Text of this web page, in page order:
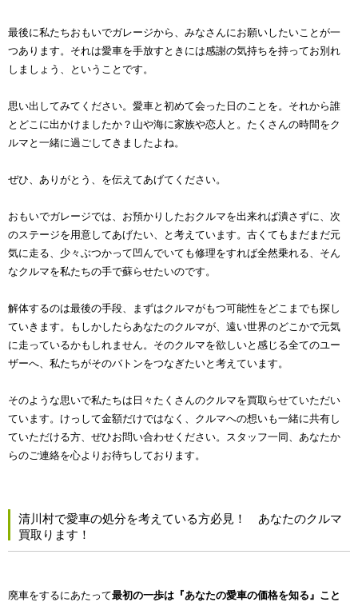
最後に私たちおもいでガレージから、みなさんにお願いしたいことが一
つあります。それは愛車を手放すときには感謝の気持ちを持ってお別れ
しましょう、ということです。
思い出してみてください。愛車と初めて会った日のことを。それから誰
とどこに出かけましたか？山や海に家族や恋人と。たくさんの時間をク
ルマと一緒に過ごしてきましたよね。
ぜひ、ありがとう、を伝えてあげてください。
おもいでガレージでは、お預かりしたおクルマを出来れば潰さずに、次
のステージを用意してあげたい、と考えています。古くてもまだまだ元
気に走る、少々ぶつかって凹んでいても修理をすれば全然乗れる、そん
なクルマを私たちの手で蘇らせたいのです。
解体するのは最後の手段、まずはクルマがもつ可能性をどこまでも探し
ていきます。もしかしたらあなたのクルマが、遠い世界のどこかで元気
に走っているかもしれません。そのクルマを欲しいと感じる全てのユー
ザーへ、私たちがそのバトンをつなぎたいと考えています。
そのような思いで私たちは日々たくさんのクルマを買取らせていただい
ています。けっして金額だけではなく、クルマへの想いも一緒に共有し
ていただける方、ぜひお問い合わせください。スタッフ一同、あなたか
らのご連絡を心よりお待ちしております。
清川村で愛車の処分を考えている方必見！ あなたのクルマ
買取ります！
廃車をするにあたって最初の一歩は『あなたの愛車の価格を知る』こと